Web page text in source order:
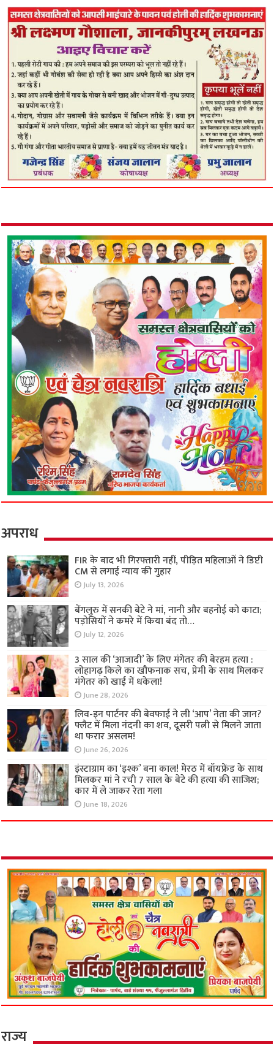
अपराध
FIR के बाद भी गिरफ्तारी नहीं, पीड़ित महिलाओं ने डिप्टी
CM से लगाई न्याय की गुहार
July 13, 2026
बेंगलुरु में सनकी बेटे ने मां, नानी और बहनोई को काटा;
पड़ोसियों ने कमरे में किया बंद तो…
July 12, 2026
3 साल की ‘आजादी’ के लिए मंगेतर की बेरहम हत्या :
लोहागढ़ किले का खौफनाक सच, प्रेमी के साथ मिलकर
मंगेतर को खाई में धकेला!
June 28, 2026
लिव-इन पार्टनर की बेवफाई ने ली ‘आप’ नेता की जान?
फ्लैट में मिला नंदनी का शव, दूसरी पत्नी से मिलने जाता
था फरार असलम!
June 26, 2026
इंस्टाग्राम का ‘इश्क’ बना काल! मेरठ में बॉयफ्रेंड के साथ
मिलकर मां ने रची 7 साल के बेटे की हत्या की साजिश;
कार में ले जाकर रेता गला
June 18, 2026
राज्य